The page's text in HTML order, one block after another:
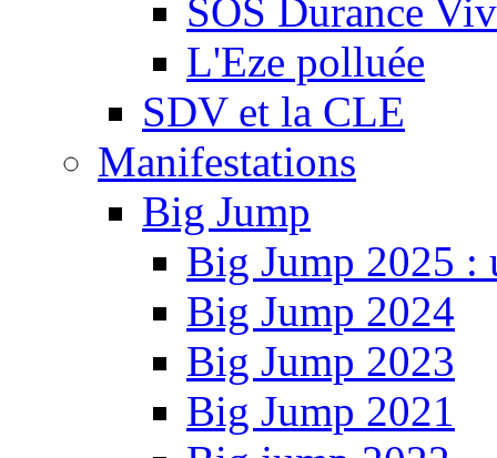
SOS Durance
L'Eze polluée
SDV et la CLE
Manifestations
Big Jump
Big Jump 2025 :
Big Jump 2024
Big Jump 2023
Big Jump 2021